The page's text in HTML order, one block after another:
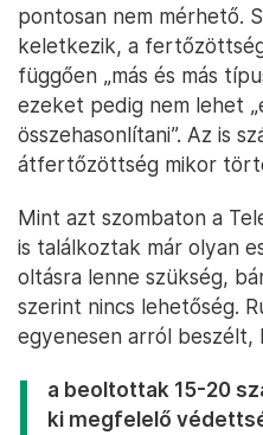
pontosan nem mérhető.
keletkezik, a
függően „más és más
ezeket pedig nem lehet
összehasonlítani”. Az is
átfertőzöttség mikor
Mint azt szombaton a
is találkoztak már olyan
oltásra lenne szükség,
szerint nincs lehetőség.
egyenesen arról beszélt,
a beoltottak 15-20
ki megfelelő